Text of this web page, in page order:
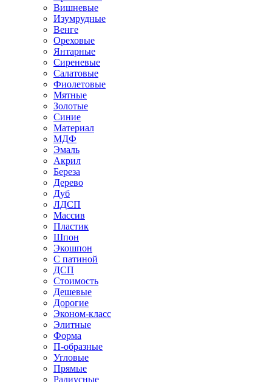
Вишневые
Изумрудные
Венге
Ореховые
Янтарные
Сиреневые
Салатовые
Фиолетовые
Мятные
Золотые
Синие
Материал
МДФ
Эмаль
Акрил
Береза
Дерево
Дуб
ЛДСП
Массив
Пластик
Шпон
Экошпон
С патиной
ДСП
Стоимость
Дешевые
Дорогие
Эконом-класс
Элитные
Форма
П-образные
Угловые
Прямые
Радиусные